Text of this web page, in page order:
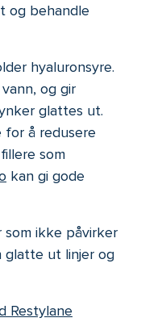
og behandle
hyaluronsyre.
og gir
glattes ut.
for å redusere
som
kan gi gode
ikke påvirker
glatte ut linjer og
Restylane